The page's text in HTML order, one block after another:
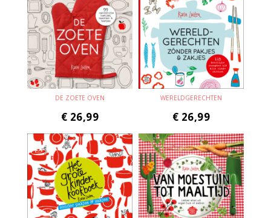
DE ZOETE OVEN
€ 26,99
WERELDGERECHTEN
€ 26,99